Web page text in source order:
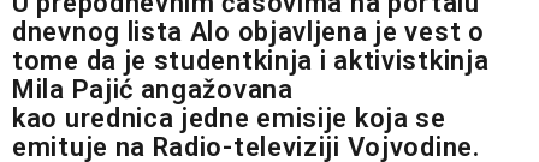
dnevnog lista Alo objavljena jevest o
tome da je studentkinja i aktivistkinja
Mila Pajić angažovana
kao urednica jedne emisije koja se
emituje na Radio-televiziji Vojvodine.